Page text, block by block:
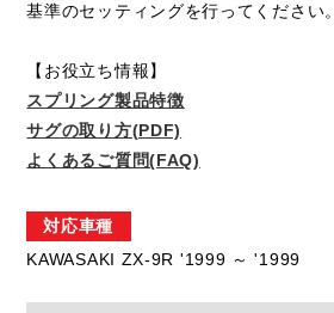
基準のセッティングを行ってください。
【お役立ち情報】
スプリング製品特徴
サグの取り方(PDF)
よくあるご質問(FAQ)
対応車種
KAWASAKI ZX-9R '1999 ～ '1999